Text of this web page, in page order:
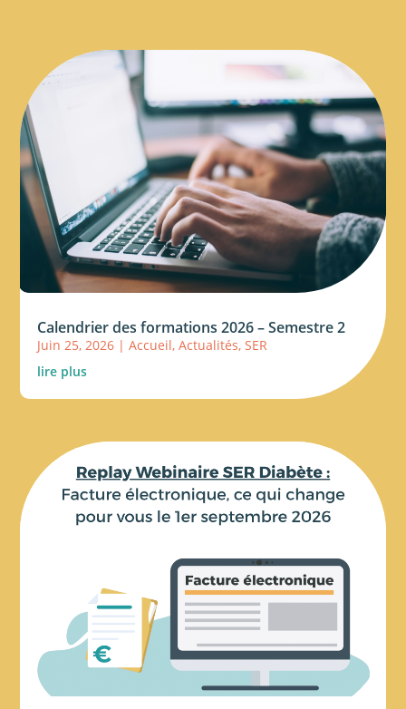
Calendrier des formations 2026 – Semestre 2
Juin 25, 2026 |Accueil,Actualités,SER
lire plus